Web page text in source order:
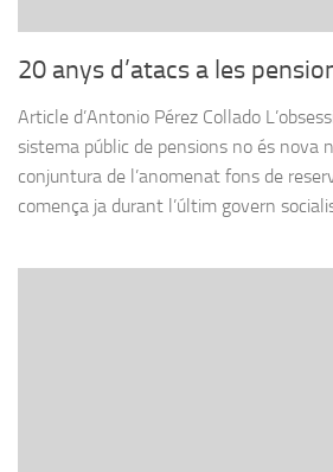
20 anys d’atacs a les
Article d’Antonio Pérez Collado
sistema públic de pensions no és nova
conjuntura de l’anomenat fons de
comença ja durant l’últim govern